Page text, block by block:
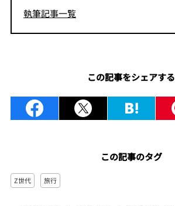
執筆記事一覧
この記事をシェアする
この記事のタグ
Z世代 旅行